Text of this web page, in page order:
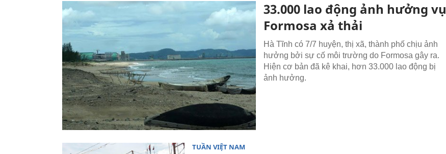
33.000 lao động ảnh hưởng vụ
Formosa xả thải
Hà Tĩnh có 7/7 huyện, thị xã, thành phố chịu ảnh
hưởng bởi sự cố môi trường do Formosa gây ra.
Hiện cơ bản đã kê khai, hơn 33.000 lao động bị
ảnh hưởng.
TUẦN VIỆT NAM